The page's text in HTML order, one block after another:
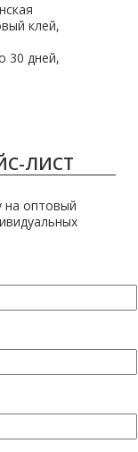
клей,
30 дней,
ЛИСТ
на оптовый